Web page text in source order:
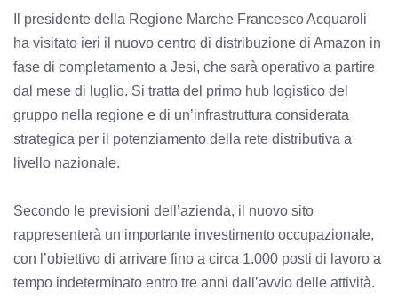
Il presidente della Regione Marche Francesco Acquaroli
ha visitato ieri il nuovo centro di distribuzione di Amazon in
fase di completamento a Jesi, che sarà operativo a partire
dal mese di luglio. Si tratta del primo hub logistico del
gruppo nella regione e di un’infrastruttura considerata
strategica per il potenziamento della rete distributiva a
livello nazionale.
Secondo le previsioni dell’azienda, il nuovo sito
rappresenterà un importante investimento occupazionale,
con l’obiettivo di arrivare fino a circa 1.000 posti di lavoro a
tempo indeterminato entro tre anni dall’avvio delle attività.